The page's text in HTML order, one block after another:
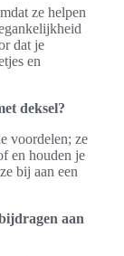
ze helpen
dat je
en
deksel?
voordelen; ze
en houden je
bij aan een
aan